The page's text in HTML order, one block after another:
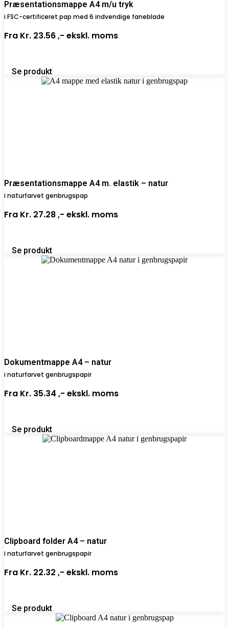
Præsentationsmappe A4 m/u tryk
i FSC-certificeret pap med 6 indvendige faneblade
Fra Kr. 23.56 ,- ekskl. moms
Se produkt
Præsentationsmappe A4 m. elastik – natur
i naturfarvet genbrugspap
Fra Kr. 27.28 ,- ekskl. moms
Se produkt
Dokumentmappe A4 – natur
i naturfarvet genbrugspapir
Fra Kr. 35.34 ,- ekskl. moms
Se produkt
Clipboard folder A4 – natur
i naturfarvet genbrugspapir
Fra Kr. 22.32 ,- ekskl. moms
Se produkt